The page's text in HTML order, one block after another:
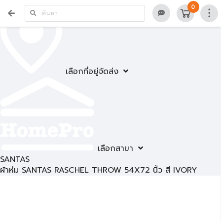
เลือกที่อยู่จัดส่ง
เลือกสาขา
0
SANTAS
ผ้าห่ม SANTAS RASCHEL THROW 54X72 นิ้ว สี IVORY